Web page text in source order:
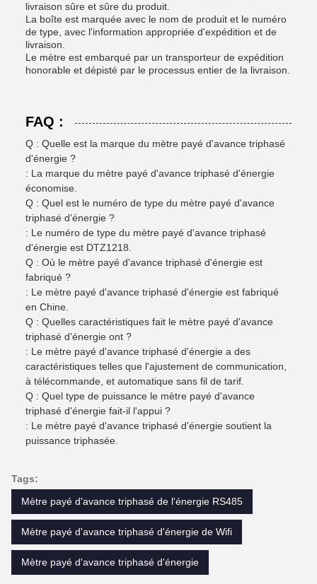
livraison sûre et sûre du produit.
La boîte est marquée avec le nom de produit et le numéro
de type, avec l'information appropriée d'expédition et de
livraison.
Le mètre est embarqué par un transporteur de expédition
honorable et dépisté par le processus entier de la livraison.
FAQ :
Q : Quelle est la marque du mètre payé d'avance triphasé
d'énergie ?
: La marque du mètre payé d'avance triphasé d'énergie
économise.
Q : Quel est le numéro de type du mètre payé d'avance
triphasé d'énergie ?
: Le numéro de type du mètre payé d'avance triphasé
d'énergie est DTZ1218.
Q : Où le mètre payé d'avance triphasé d'énergie est
fabriqué ?
: Le mètre payé d'avance triphasé d'énergie est fabriqué
en Chine.
Q : Quelles caractéristiques fait le mètre payé d'avance
triphasé d'énergie ont ?
: Le mètre payé d'avance triphasé d'énergie a des
caractéristiques telles que l'ajustement de communication,
à télécommande, et automatique sans fil de tarif.
Q : Quel type de puissance le mètre payé d'avance
triphasé d'énergie fait-il l'appui ?
: Le mètre payé d'avance triphasé d'énergie soutient la
puissance triphasée.
Tags:
Mètre payé d'avance triphasé de l'énergie RS485
Mètre payé d'avance triphasé d'énergie de Wifi
Mètre payé d'avance triphasé d'énergie